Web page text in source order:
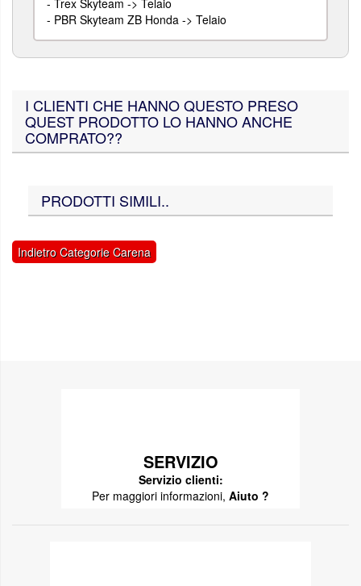
- Trex Skyteam -> Telaio
- PBR Skyteam ZB Honda -> Telaio
I CLIENTI CHE HANNO QUESTO PRESO
QUEST PRODOTTO LO HANNO ANCHE
COMPRATO??
PRODOTTI SIMILI..
Indietro Categorie Carena
SERVIZIO
Servizio clienti:
Per maggiori informazioni, Aiuto ?